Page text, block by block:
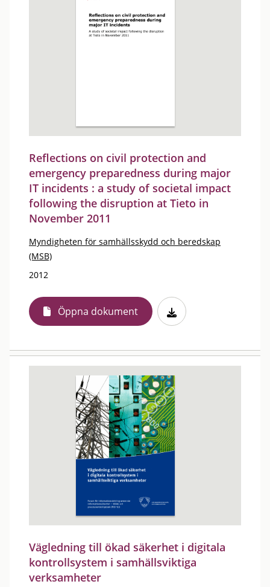
Reflections on civil protection and
emergency preparedness during major
IT incidents : a study of societal impact
following the disruption at Tieto in
November 2011
Myndigheten för samhällsskydd och beredskap
(MSB)
2012
Öppna dokument
Vägledning till ökad säkerhet i digitala
kontrollsystem i samhällsviktiga
verksamheter